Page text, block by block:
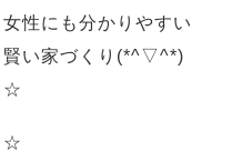
女性にも分かりやすい
賢い家づくり(*^▽^*)
☆
☆